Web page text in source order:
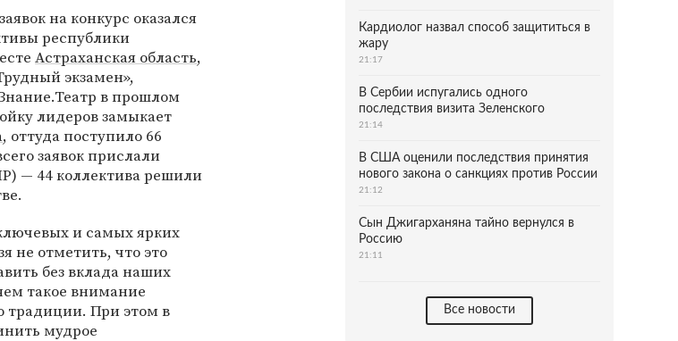
на конкурс оказался
республики
Астраханская область,
экзамен»,
в прошлом
лидеров замыкает
, оттуда поступило 66
заявок прислали
— 44 коллектива решили
и самых ярких
не отметить, что это
без вклада наших
такое внимание
традиции. При этом в
мудрое
Кардиолог назвал способ защититься в
жару
21:17
В Сербии испугались одного
последствия визита Зеленского
21:14
В США оценили последствия принятия
нового закона о санкциях против России
21:12
Сын Джигарханяна тайно вернулся в
Россию
21:11
Все новости